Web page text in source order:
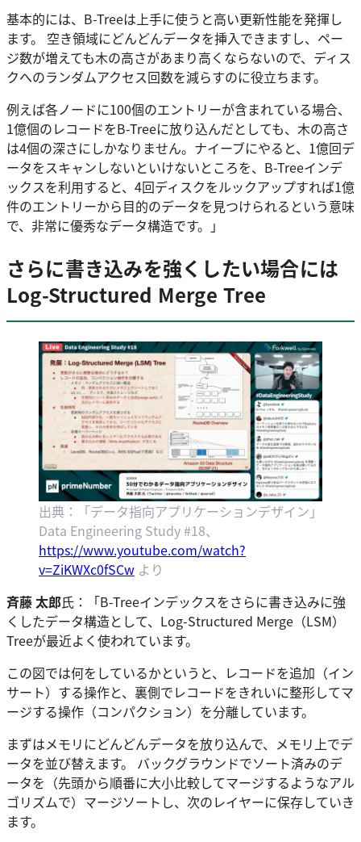
基本的には、B-Treeは上手に使うと高い更新性能を発揮し
ます。 空き領域にどんどんデータを挿入できますし、ペー
ジ数が増えても木の高さがあまり高くならないので、ディス
クへのランダムアクセス回数を減らすのに役立ちます。
例えば各ノードに100個のエントリーが含まれている場合、
1億個のレコードをB-Treeに放り込んだとしても、木の高さ
は4個の深さにしかなりません。ナイーブにやると、1億回デ
ータをスキャンしないといけないところを、B-Treeインデ
ックスを利用すると、4回ディスクをルックアップすれば1億
件のエントリーから目的のデータを見つけられるという意味
で、非常に優秀なデータ構造です。」
さらに書き込みを強くしたい場合には
Log-Structured Merge Tree
出典：「データ指向アプリケーションデザイン」
Data Engineering Study #18、
https://www.youtube.com/watch?
v=ZiKWXc0fSCw より
斉藤 太郎氏：「B-Treeインデックスをさらに書き込みに強
くしたデータ構造として、Log-Structured Merge（LSM）
Treeが最近よく使われています。
この図では何をしているかというと、レコードを追加（イン
サート）する操作と、裏側でレコードをきれいに整形してマ
ージする操作（コンパクション）を分離しています。
まずはメモリにどんどんデータを放り込んで、メモリ上でデ
ータを並び替えます。 バックグラウンドでソート済みのデ
ータを（先頭から順番に大小比較してマージするようなアル
ゴリズムで）マージソートし、次のレイヤーに保存していき
ます。